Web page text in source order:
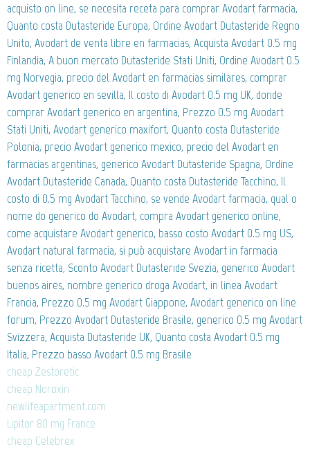
acquisto on line, se necesita receta para comprar Avodart farmacia,
Quanto costa Dutasteride Europa, Ordine Avodart Dutasteride Regno
Unito, Avodart de venta libre en farmacias, Acquista Avodart 0.5 mg
Finlandia, A buon mercato Dutasteride Stati Uniti, Ordine Avodart 0.5
mg Norvegia, precio del Avodart en farmacias similares, comprar
Avodart generico en sevilla, Il costo di Avodart 0.5 mg UK, donde
comprar Avodart generico en argentina, Prezzo 0.5 mg Avodart
Stati Uniti, Avodart generico maxifort, Quanto costa Dutasteride
Polonia, precio Avodart generico mexico, precio del Avodart en
farmacias argentinas, generico Avodart Dutasteride Spagna, Ordine
Avodart Dutasteride Canada, Quanto costa Dutasteride Tacchino, Il
costo di 0.5 mg Avodart Tacchino, se vende Avodart farmacia, qual o
nome do generico do Avodart, compra Avodart generico online,
come acquistare Avodart generico, basso costo Avodart 0.5 mg US,
Avodart natural farmacia, si può acquistare Avodart in farmacia
senza ricetta, Sconto Avodart Dutasteride Svezia, generico Avodart
buenos aires, nombre generico droga Avodart, in linea Avodart
Francia, Prezzo 0.5 mg Avodart Giappone, Avodart generico on line
forum, Prezzo Avodart Dutasteride Brasile, generico 0.5 mg Avodart
Svizzera, Acquista Dutasteride UK, Quanto costa Avodart 0.5 mg
Italia, Prezzo basso Avodart 0.5 mg Brasile
cheap Zestoretic
cheap Noroxin
newlifeapartment.com
Lipitor 80 mg France
cheap Celebrex